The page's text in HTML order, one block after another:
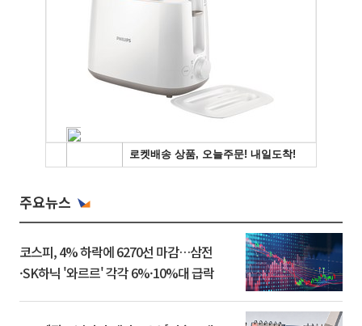
주요뉴스
코스피, 4% 하락에 6270선 마감…삼전
·SK하닉 '와르르' 각각 6%·10%대 급락